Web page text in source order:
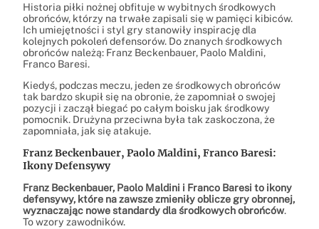
Historia piłki nożnej obfituje w wybitnych środkowych
obrońców, którzy na trwałe zapisali się w pamięci kibiców.
Ich umiejętności i styl gry stanowiły inspirację dla
kolejnych pokoleń defensorów. Do znanych środkowych
obrońców należą: Franz Beckenbauer, Paolo Maldini,
Franco Baresi.
Kiedyś, podczas meczu, jeden ze środkowych obrońców
tak bardzo skupił się na obronie, że zapomniał o swojej
pozycji i zaczął biegać po całym boisku jak środkowy
pomocnik. Drużyna przeciwna była tak zaskoczona, że
zapomniała, jak się atakuje.
Franz Beckenbauer, Paolo Maldini, Franco Baresi:
Ikony Defensywy
Franz Beckenbauer, Paolo Maldini i Franco Baresi to ikony
defensywy, które na zawsze zmieniły oblicze gry obronnej,
wyznaczając nowe standardy dla środkowych obrońców.
To wzory zawodników.